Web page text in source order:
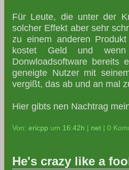
Für Leute, die unter der
solcher Effekt aber sehr
zu einem anderen
kostet Geld und
Donwloadsoftware bereits
geneigte Nutzer mit
vergißt, das ab und an mal
Hier gibts nen Nachtrag
Von: ericpp um 16:42h net | 0
He's crazy like a